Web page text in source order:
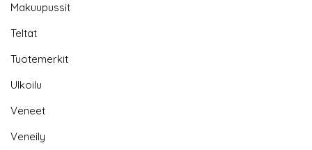
Makuupussit
Teltat
Tuotemerkit
Ulkoilu
Veneet
Veneily